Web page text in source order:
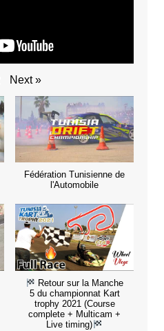
Next »
Fédération Tunisienne de
l'Automobile
Retour sur la Manche
5 du championnat Kart
trophy 2021 (Course
complete + Multicam +
Live timing)